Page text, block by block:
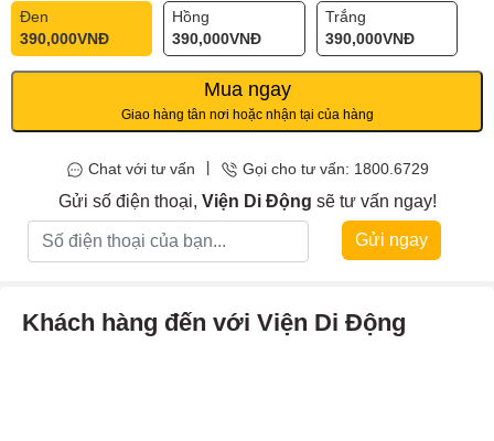
Đen
390,000VNĐ
Hồng
390,000VNĐ
Trắng
390,000VNĐ
Mua ngay
Giao hàng tân nơi hoặc nhận tại của hàng
Chat với tư vấn Gọi cho tư vấn: 1800.6729
Gửi số điện thoại, Viện Di Động sẽ tư vấn ngay!
Gửi ngay
Khách hàng đến với Viện Di Động